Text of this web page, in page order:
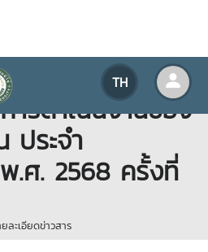
TH
กรรมการติดตาม
ารดำเนินงานของ
ประจำ
.ศ. 2568 ครั้งที่
ละเอียดข่าวสาร